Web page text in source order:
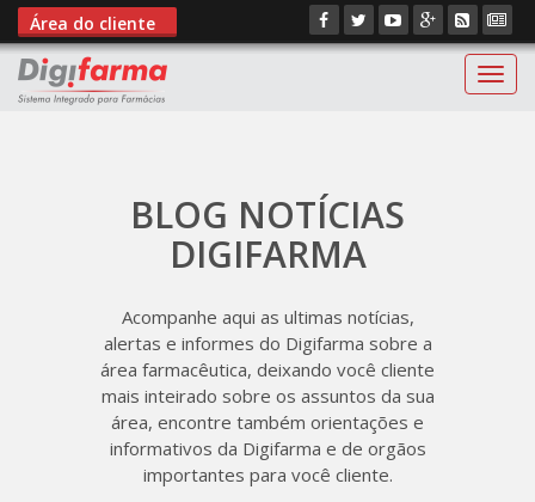
Área do cliente
BLOG NOTÍCIAS
DIGIFARMA
Acompanhe aqui as ultimas notícias,
alertas e informes do Digifarma sobre a
área farmacêutica, deixando você cliente
mais inteirado sobre os assuntos da sua
área, encontre também orientações e
informativos da Digifarma e de orgãos
importantes para você cliente.